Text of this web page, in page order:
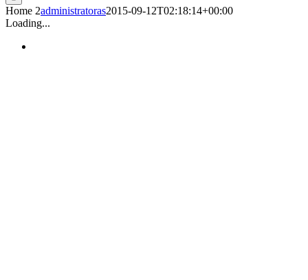
Home 2administratoras2015-09-12T02:18:14+00:00
Loading...